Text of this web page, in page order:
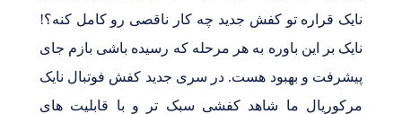
نایک قراره تو کفش جدید چه کار ناقصی رو کامل کنه؟!
نایک بر این باوره به هر مرحله که رسیده باشی بازم جای
پیشرفت و بهبود هست. در سری جدید کفش فوتبال نایک
مرکوریال ما شاهد کفشی سبک تر و با قابلیت های